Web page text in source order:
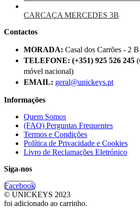
CARCAÇA MERCEDES 3B
Contactos
MORADA: Casal dos Carrões - 2
TELEFONE: (+351) 925 526 245
móvel nacional)
EMAIL: geral@unickeys.pt
Informações
Quem Somos
(FAQ) Perguntas Frequentes
Termos e Condições
Política de Privacidade e Cookies
Livro de Reclamações Eletrónico
Siga-nos
Facebook
© UNICKEYS 2023
foi adicionado ao carrinho.